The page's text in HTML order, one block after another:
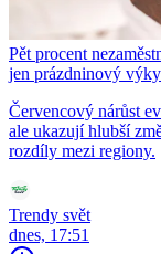
Pět procent
jen prázdninový
Červencový nárůst
ale ukazují hlubší
rozdíly mezi regiony.
Trendy svět
dnes, 17:51